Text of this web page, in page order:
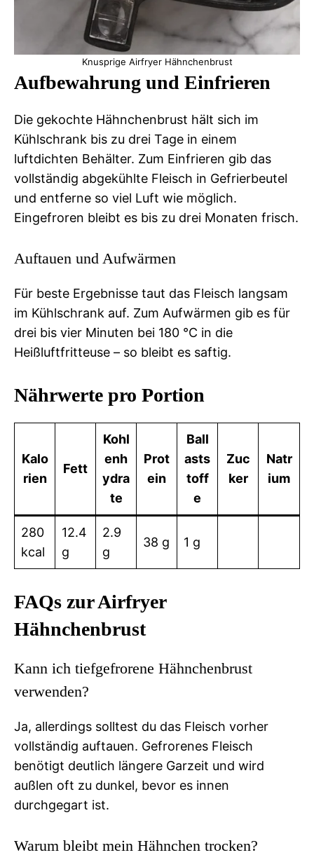
Knusprige Airfryer Hähnchenbrust
Aufbewahrung und Einfrieren
Die gekochte Hähnchenbrust hält sich im
Kühlschrank bis zu drei Tage in einem
luftdichten Behälter. Zum Einfrieren gib das
vollständig abgekühlte Fleisch in Gefrierbeutel
und entferne so viel Luft wie möglich.
Eingefroren bleibt es bis zu drei Monaten frisch.
Auftauen und Aufwärmen
Für beste Ergebnisse taut das Fleisch langsam
im Kühlschrank auf. Zum Aufwärmen gib es für
drei bis vier Minuten bei 180 °C in die
Heißluftfritteuse – so bleibt es saftig.
Nährwerte pro Portion
Kalo
rien
Fett
Kohl
enh
ydra
te
Prot
ein
Ball
asts
toff
e
Zuc
ker
Natr
ium
280
kcal
12.4
g
2.9
g
38 g 1 g
FAQs zur Airfryer
Hähnchenbrust
Kann ich tiefgefrorene Hähnchenbrust
verwenden?
Ja, allerdings solltest du das Fleisch vorher
vollständig auftauen. Gefrorenes Fleisch
benötigt deutlich längere Garzeit und wird
außlen oft zu dunkel, bevor es innen
durchgegart ist.
Warum bleibt mein Hähnchen trocken?